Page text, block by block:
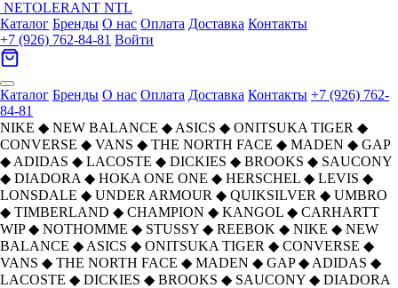
NETOLERANT NTL
Каталог Бренды О нас Оплата Доставка Контакты
+7 (926) 762-84-81 Войти
Каталог Бренды О нас Оплата Доставка Контакты +7 (926) 762-
84-81
NIKE ◆ NEW BALANCE ◆ ASICS ◆ ONITSUKA TIGER ◆
CONVERSE ◆ VANS ◆ THE NORTH FACE ◆ MADEN ◆ GAP
◆ ADIDAS ◆ LACOSTE ◆ DICKIES ◆ BROOKS ◆ SAUCONY
◆ DIADORA ◆ HOKA ONE ONE ◆ HERSCHEL ◆ LEVIS ◆
LONSDALE ◆ UNDER ARMOUR ◆ QUIKSILVER ◆ UMBRO
◆ TIMBERLAND ◆ CHAMPION ◆ KANGOL ◆ CARHARTT
WIP ◆ NOTHOMME ◆ STUSSY ◆ REEBOK ◆ NIKE ◆ NEW
BALANCE ◆ ASICS ◆ ONITSUKA TIGER ◆ CONVERSE ◆
VANS ◆ THE NORTH FACE ◆ MADEN ◆ GAP ◆ ADIDAS ◆
LACOSTE ◆ DICKIES ◆ BROOKS ◆ SAUCONY ◆ DIADORA